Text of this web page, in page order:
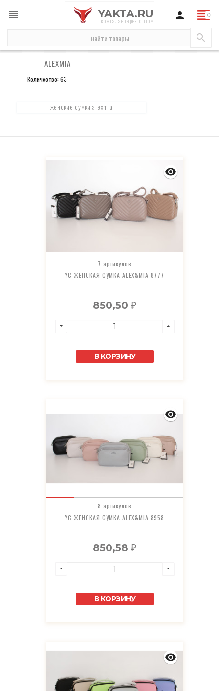
YAKTA.RU
кожгалантерея оптом
ALEXMIA
Количество: 63
женские сумки alexmia
7 артикулов
YC ЖЕНСКАЯ СУМКА ALEX&MIA 8777
850,50₽
В КОРЗИНУ
8 артикулов
YC ЖЕНСКАЯ СУМКА ALEX&MIA 8958
850,58₽
В КОРЗИНУ